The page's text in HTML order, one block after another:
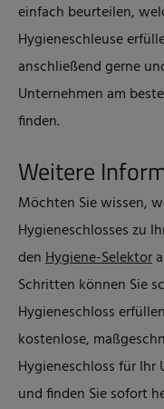
einfach beurteilen,
Hygieneschleuse
anschließend gerne
Unternehmen am
finden.
Weitere
Möchten Sie wissen,
Hygieneschlosses zu
denHygiene-Selektor
Schritten können Sie
Hygieneschloss
kostenlose,
Hygieneschloss für Ihr
und finden Sie sofort